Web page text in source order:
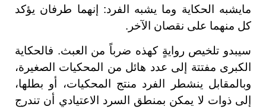
مايشبه الحكاية وما يشبه الفرد: إنهما طرفان يؤكد
كل منهما على نقصان الآخر.
سيبدو تلخيص روايةٍ كهذه ضرباً من العبث. فالحكاية
الكبرى مفتتة إلى عدد هائل من المحكيات الصغيرة،
وبالمقابل ينشطر الفرد منتج المحكيات، أو بطلها،
إلى ذوات لا يمكن بمنطق السرد الاعتيادي أن تندرج